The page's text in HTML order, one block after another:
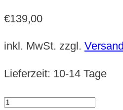
€139,00
inkl. MwSt. zzgl. Versand
Lieferzeit: 10-14 Tage
Tankcover